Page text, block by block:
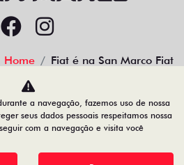
Home Fiat é na San Marco Fiat
Seu bem maior é a vida.
a navegação, fazemos uso de nossa
seus dados pessoais respeitamos nossa
com a navegação e visita você